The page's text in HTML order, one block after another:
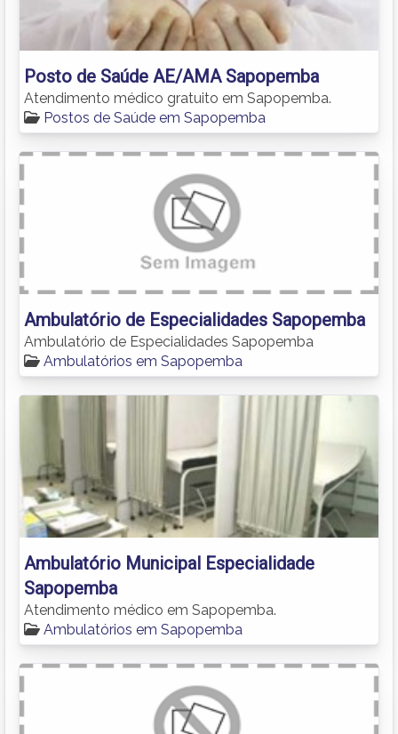
Posto de Saúde AE/AMA Sapopemba
Atendimento médico gratuito em Sapopemba.
Postos de Saúde em Sapopemba
Ambulatório de Especialidades Sapopemba
Ambulatório de Especialidades Sapopemba
Ambulatórios em Sapopemba
Ambulatório Municipal Especialidade
Sapopemba
Atendimento médico em Sapopemba.
Ambulatórios em Sapopemba